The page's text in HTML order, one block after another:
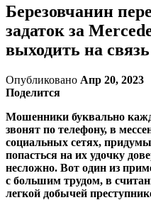
Березовчанин
задаток за
выходить на связь
Опубликовано Апр 20, 2023
Поделится
Мошенники буквально
звонят по телефону, в
социальных сетях,
попасться на их удочку
несложно. Вот один из
с большим трудом, в
легкой добычей